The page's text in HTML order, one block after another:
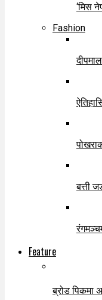
‘मिस
Fashion
बत्ती
Feature
ब्रोड पिकमा